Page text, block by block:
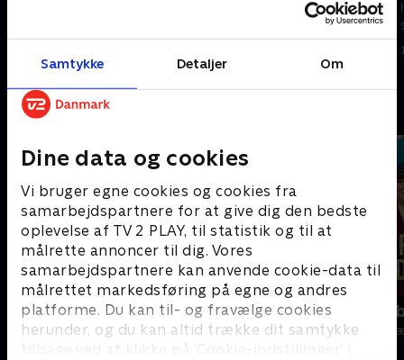
Samtykke Detaljer Om
Dine data og cookies
Vi bruger egne cookies og cookies fra
samarbejdspartnere for at give dig den bedste
oplevelse af TV 2 PLAY, til statistik og til at
målrette annoncer til dig. Vores
samarbejdspartnere kan anvende cookie-data til
målrettet markedsføring på egne og andres
platforme. Du kan til- og fravælge cookies
herunder, og du kan altid trække dit samtykke
tilbage ved at klikke på ’Cookie-indstillinger’ i
havde serveret frikadeller med
hundemad i?
4. oktober 2021 • 30 min
kvindelig seer er træt af, at
hendes kæreste genbruger
sexlegetøj fra sine tidligere
forhold.
Andre så også
Danmarks dummeste
TV-Shows • 1 sæsoner
Jo færre jo
TV-Shows • 9